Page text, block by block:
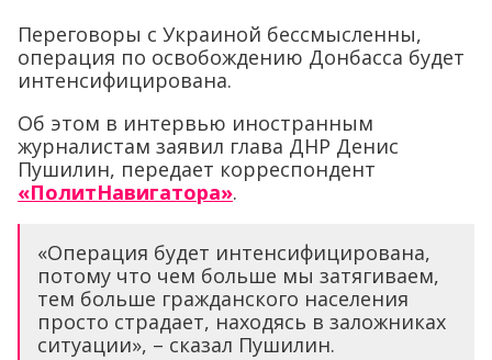
Переговоры с Украиной бессмысленны,
операция по освобождению Донбасса будет
интенсифицирована.
Об этом в интервью иностранным
журналистам заявил глава ДНР Денис
Пушилин, передает корреспондент
«ПолитНавигатора».
«Операция будет интенсифицирована,
потому что чем больше мы затягиваем,
тем больше гражданского населения
просто страдает, находясь в заложниках
ситуации», – сказал Пушилин.